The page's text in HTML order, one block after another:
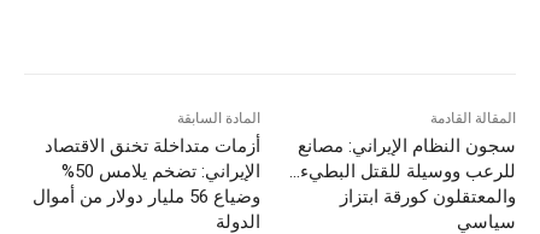
b
o
o
d
o
n
المادة السابقة
أزمات متداخلة تخنق الاقتصاد
الإيراني: تضخم يلامس 50%
وضياع 56 مليار دولار من أموال
الدولة
المقالة القادمة
سجون النظام الإيراني: مصانع
للرعب ووسيلة للقتل البطيء…
والمعتقلون كورقة ابتزاز
سياسي